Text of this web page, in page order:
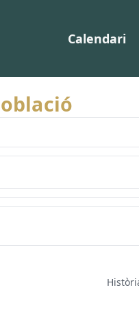
Calendari